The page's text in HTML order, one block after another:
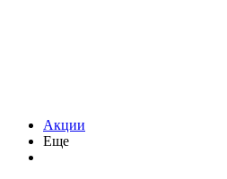
Акции
Еще